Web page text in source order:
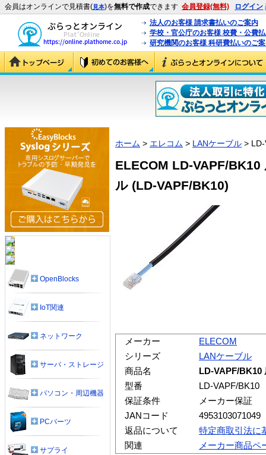
会員はオンラインで見積書(見本)を無料で作成できます 会員登録(無料) ログイン
法人のお客様 請求書払いのご案内
学校・官公庁のお客様 校費・公費
研究機関のお客様 科研費払いのご
ホーム > エレコム > LANケーブル >
ELECOM LD-VAPF/
ル (LD-VAPF/BK10)
メーカー
ELECOM
シリーズ
LANケーブル
商品名
LD-VAPF/BK10
型番
LD-VAPF/BK10
保証条件
メーカー保証
JANコード
4953103071049
返品について
特定商取引法に
関連
メーカー商品ペ
OpenBlocks
IoT関連
ネットワーク
サーバ・ストレージ
パソコン・周辺機器
PCパーツ
サプライ